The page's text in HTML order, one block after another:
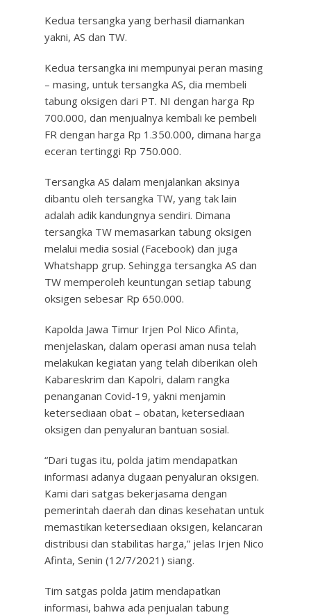
Kedua tersangka yang berhasil diamankan
yakni, AS dan TW.
Kedua tersangka ini mempunyai peran masing
– masing, untuk tersangka AS, dia membeli
tabung oksigen dari PT. NI dengan harga Rp
700.000, dan menjualnya kembali ke pembeli
FR dengan harga Rp 1.350.000, dimana harga
eceran tertinggi Rp 750.000.
Tersangka AS dalam menjalankan aksinya
dibantu oleh tersangka TW, yang tak lain
adalah adik kandungnya sendiri. Dimana
tersangka TW memasarkan tabung oksigen
melalui media sosial (Facebook) dan juga
Whatshapp grup. Sehingga tersangka AS dan
TW memperoleh keuntungan setiap tabung
oksigen sebesar Rp 650.000.
Kapolda Jawa Timur Irjen Pol Nico Afinta,
menjelaskan, dalam operasi aman nusa telah
melakukan kegiatan yang telah diberikan oleh
Kabareskrim dan Kapolri, dalam rangka
penanganan Covid-19, yakni menjamin
ketersediaan obat – obatan, ketersediaan
oksigen dan penyaluran bantuan sosial.
“Dari tugas itu, polda jatim mendapatkan
informasi adanya dugaan penyaluran oksigen.
Kami dari satgas bekerjasama dengan
pemerintah daerah dan dinas kesehatan untuk
memastikan ketersediaan oksigen, kelancaran
distribusi dan stabilitas harga,” jelas Irjen Nico
Afinta, Senin (12/7/2021) siang.
Tim satgas polda jatim mendapatkan
informasi, bahwa ada penjualan tabung